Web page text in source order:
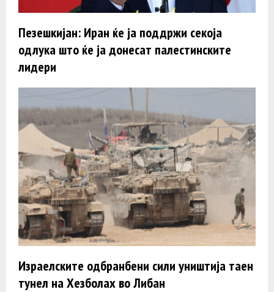
Пезешкијан: Иран ќе ја поддржи секоја
одлука што ќе ја донесат палестинските
лидери
Израелските одбранбени сили уништија таен
тунел на Хезболах во Либан